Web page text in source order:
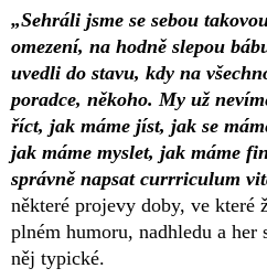
„Sehráli jsme se sebou
omezení, na hodně slepou
uvedli do stavu, kdy na
poradce, někoho. My už
říct, jak máme jíst, jak se
jak máme myslet, jak máme
správně napsat currriculum
některé projevy doby, ve které
plném humoru, nadhledu a her
něj typické.